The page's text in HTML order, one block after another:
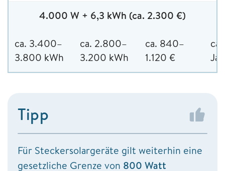
4.000 W + 6,3 kWh (ca. 2.300 €)
ca. 3.400–
3.800 kWh
ca. 2.800–
3.200 kWh
ca. 840–
1.120 €
Tipp
Für Steckersolargeräte gilt weiterhin eine
gesetzliche Grenze von 800 Watt